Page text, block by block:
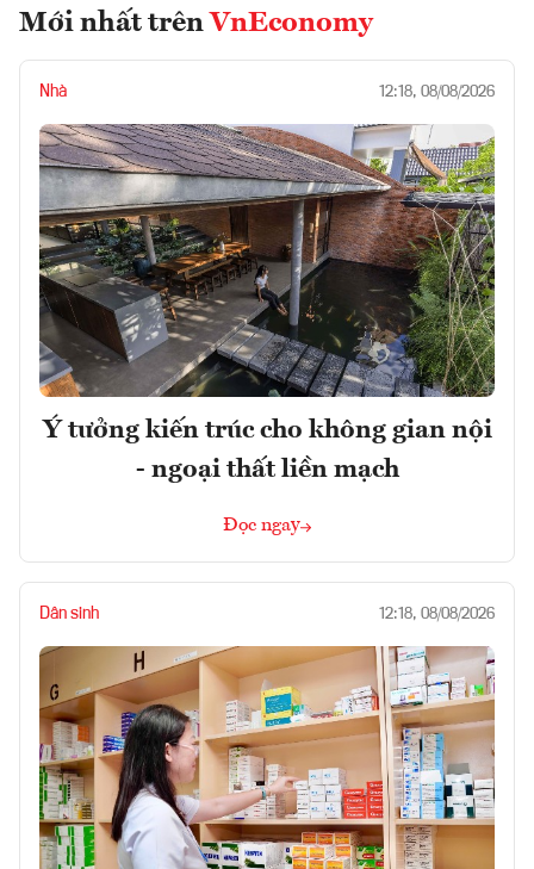
Mới nhất trên VnEconomy
Nhà 12:18, 08/08/2026
Ý tưởng kiến trúc cho không gian nội
- ngoại thất liền mạch
Đọc ngay
Dân sinh 12:18, 08/08/2026